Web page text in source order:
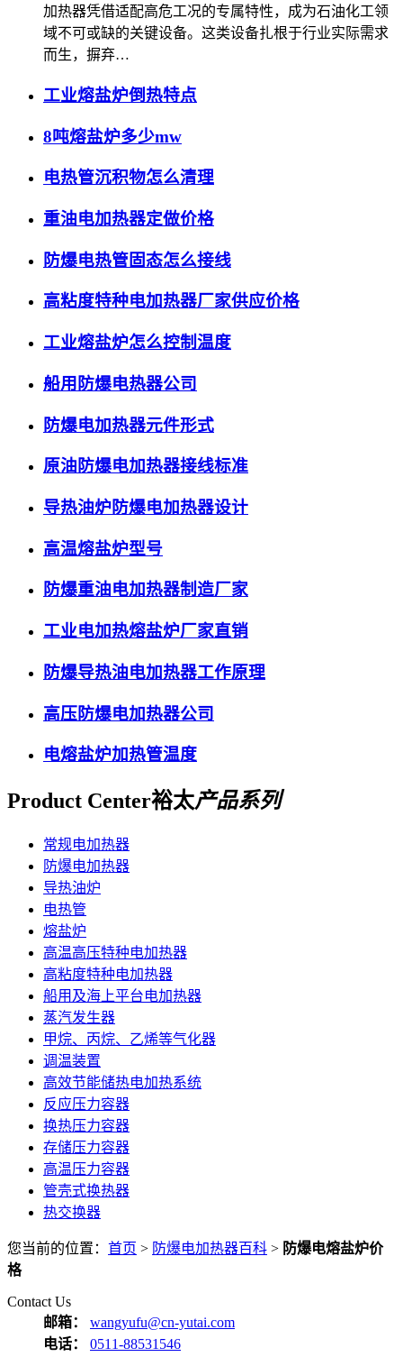
加热器凭借适配高危工况的专属特性，成为石油化工领
域不可或缺的关键设备。这类设备扎根于行业实际需求
而生，摒弃…
工业熔盐炉倒热特点
8吨熔盐炉多少mw
电热管沉积物怎么清理
重油电加热器定做价格
防爆电热管固态怎么接线
高粘度特种电加热器厂家供应价格
工业熔盐炉怎么控制温度
船用防爆电热器公司
防爆电加热器元件形式
原油防爆电加热器接线标准
导热油炉防爆电加热器设计
高温熔盐炉型号
防爆重油电加热器制造厂家
工业电加热熔盐炉厂家直销
防爆导热油电加热器工作原理
高压防爆电加热器公司
电熔盐炉加热管温度
Product Center裕太产品系列
常规电加热器
防爆电加热器
导热油炉
电热管
熔盐炉
高温高压特种电加热器
高粘度特种电加热器
船用及海上平台电加热器
蒸汽发生器
甲烷、丙烷、乙烯等气化器
调温装置
高效节能储热电加热系统
反应压力容器
换热压力容器
存储压力容器
高温压力容器
管壳式换热器
热交换器
您当前的位置： 首页 > 防爆电加热器百科 > 防爆电熔盐炉价
格
Contact Us
邮箱：
wangyufu@cn-yutai.com
电话：
0511-88531546